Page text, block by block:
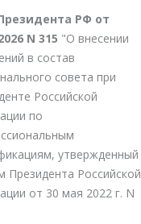
РФ от
N 315 "О внесении
в состав
совета при
Российской
по
утвержденный
Президента Российской
от 30 мая 2022 г. N